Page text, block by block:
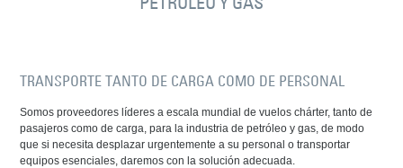
TRANSPORTE TANTO DE CARGA COMO DE PERSONAL
Somos proveedores líderes a escala mundial de vuelos chárter, tanto de
pasajeros como de carga, para la industria de petróleo y gas, de modo
que si necesita desplazar urgentemente a su personal o transportar
equipos esenciales, daremos con la solución adecuada.